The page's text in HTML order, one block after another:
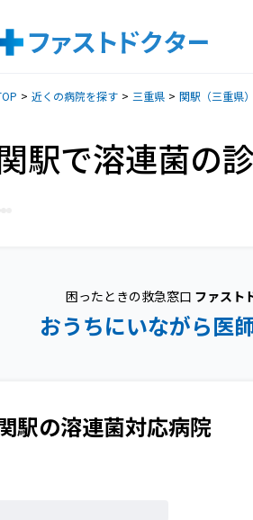
近くの病院を探す 三重県 関駅（三重県
駅で溶連菌の
困ったときの救急窓口 ファスト
おうちにいながら医
駅の溶連菌対応病院